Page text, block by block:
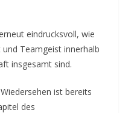
eindrucksvoll, wie
Teamgeist innerhalb
insgesamt sind.
ist bereits
des